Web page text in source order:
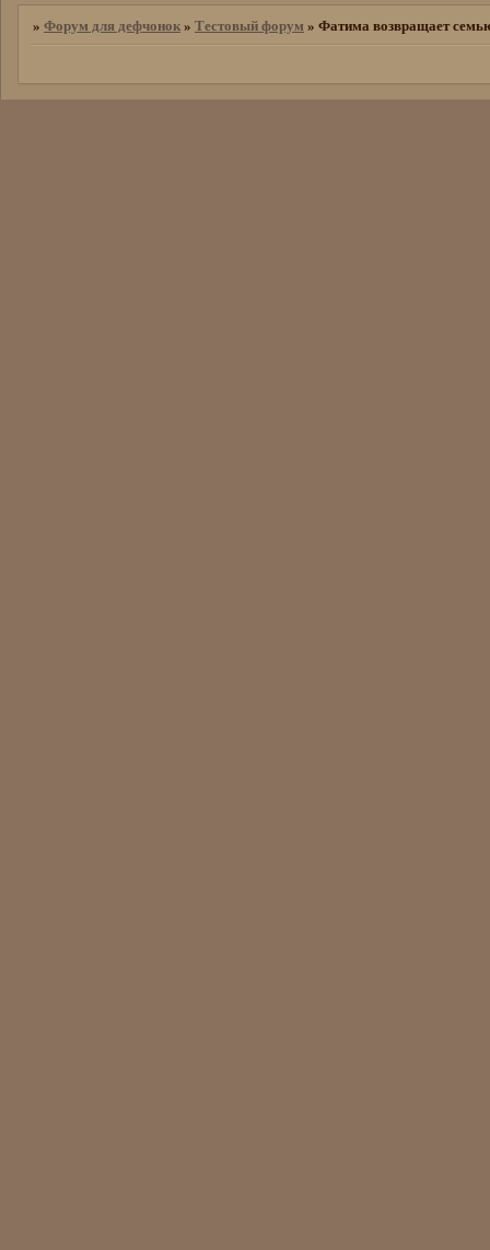
» Форум для дефчонок » Тестовый форум » Фатима возвращает